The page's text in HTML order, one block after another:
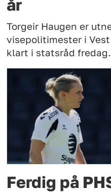
år
Torgeir Haugen er
visepolitimester i
klart i statsråd fredag.
Ferdig på